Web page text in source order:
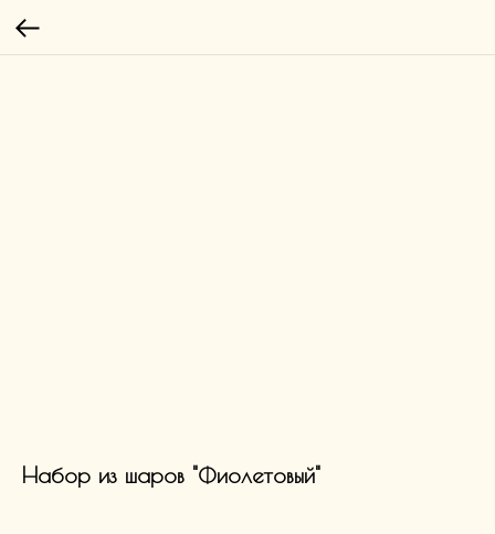
Набор из шаров "Фиолетовый"